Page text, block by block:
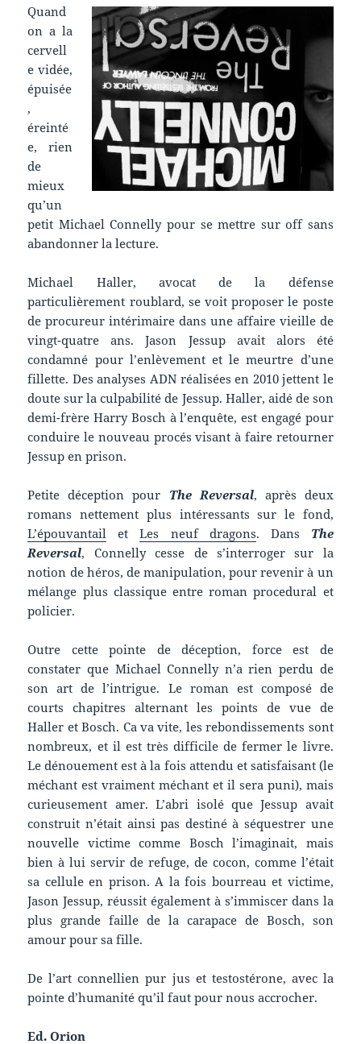
Quand
on a la
cervell
e vidée,
épuisée
,
éreinté
e, rien
de
mieux
qu’un
petit Michael Connelly pour se mettre sur off sans
abandonner la lecture.
Michael Haller, avocat de la défense
particulièrement roublard, se voit proposer le poste
de procureur intérimaire dans une affaire vieille de
vingt-quatre ans. Jason Jessup avait alors été
condamné pour l’enlèvement et le meurtre d’une
fillette. Des analyses ADN réalisées en 2010 jettent le
doute sur la culpabilité de Jessup. Haller, aidé de son
demi-frère Harry Bosch à l’enquête, est engagé pour
conduire le nouveau procés visant à faire retourner
Jessup en prison.
Petite déception pour The Reversal, après deux
romans nettement plus intéressants sur le fond,
L’épouvantail
etLes neuf dragons. Dans The
Reversal, Connelly cesse de s’interroger sur la
notion de héros, de manipulation, pour revenir à un
mélange plus classique entre roman procedural et
policier.
Outre cette pointe de déception, force est de
constater que Michael Connelly n’a rien perdu de
son art de l’intrigue. Le roman est composé de
courts chapitres alternant les points de vue de
Haller et Bosch. Ca va vite, les rebondissements sont
nombreux, et il est très difficile de fermer le livre.
Le dénouement est à la fois attendu et satisfaisant (le
méchant est vraiment méchant et il sera puni), mais
curieusement amer. L’abri isolé que Jessup avait
construit n’était ainsi pas destiné à séquestrer une
nouvelle victime comme Bosch l’imaginait, mais
bien à lui servir de refuge, de cocon, comme l’était
sa cellule en prison. A la fois bourreau et victime,
Jason Jessup, réussit également à s’immiscer dans la
plus grande faille de la carapace de Bosch, son
amour pour sa fille.
De l’art connellien pur jus et testostérone, avec la
pointe d’humanité qu’il faut pour nous accrocher.
Ed. Orion